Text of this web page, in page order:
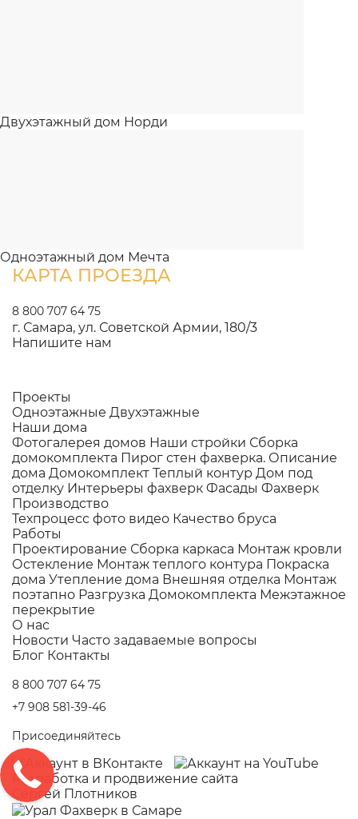
Двухэтажный дом Норди
Одноэтажный дом Мечта
КАРТА ПРОЕЗДА
8 800 707 64 75
г. Самара, ул. Советской Армии, 180/3
Напишите нам
Проекты
Одноэтажные Двухэтажные
Наши дома
Фотогалерея домов Наши стройки Сборка
домокомплекта Пирог стен фахверка. Описание
дома Домокомплект Теплый контур Дом под
отделку Интерьеры фахверк Фасады Фахверк
Производство
Техпроцесс фото видео Качество бруса
Работы
Проектирование Сборка каркаса Монтаж кровли
Остекление Монтаж теплого контура Покраска
дома Утепление дома Внешняя отделка Монтаж
поэтапно Разгрузка Домокомплекта Межэтажное
перекрытие
О нас
Новости Часто задаваемые вопросы
Блог Контакты
8 800 707 64 75
+7 908 581-39-46
Присоединяйтесь
Разработка и продвижение сайта
Сергей Плотников